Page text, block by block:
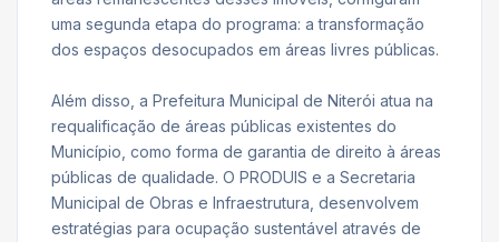
uma segunda etapa do programa: a transformação
dos espaços desocupados em áreas livres públicas.
Além disso, a Prefeitura Municipal de Niterói atua na
requalificação de áreas públicas existentes do
Município, como forma de garantia de direito à áreas
públicas de qualidade. O PRODUIS e a Secretaria
Municipal de Obras e Infraestrutura, desenvolvem
estratégias para ocupação sustentável através de